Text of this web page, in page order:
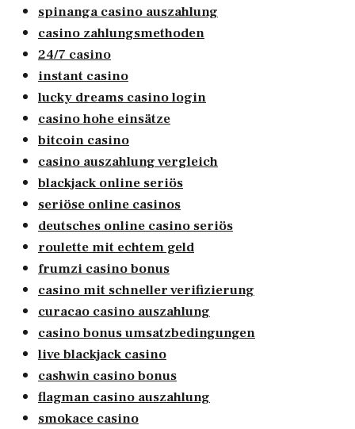
spinanga casino auszahlung
casino zahlungsmethoden
24/7 casino
instant casino
lucky dreams casino login
casino hohe einsätze
bitcoin casino
casino auszahlung vergleich
blackjack online seriös
seriöse online casinos
deutsches online casino seriös
roulette mit echtem geld
frumzi casino bonus
casino mit schneller verifizierung
curacao casino auszahlung
casino bonus umsatzbedingungen
live blackjack casino
cashwin casino bonus
flagman casino auszahlung
smokace casino